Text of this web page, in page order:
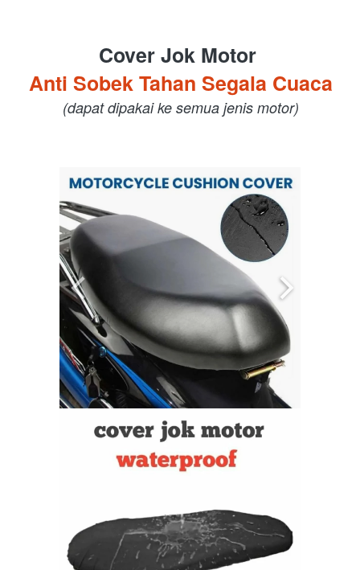
Cover Jok Motor
Anti Sobek Tahan Segala Cuaca
(dapat dipakai ke semua jenis motor)